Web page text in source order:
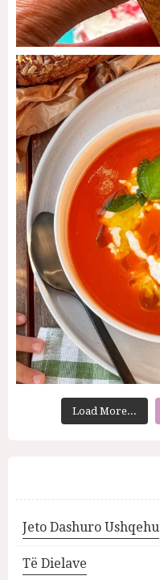
Load More...
Jeto Dashuro Ushqehu
Të Dielave